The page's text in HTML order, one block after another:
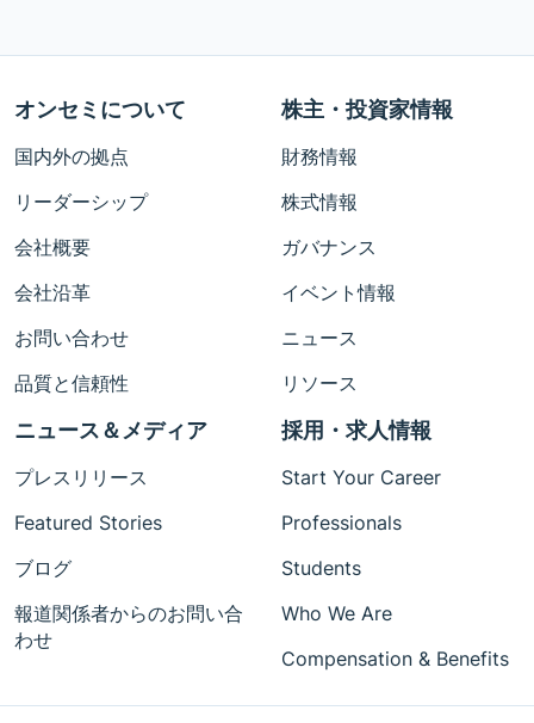
オンセミについて
国内外の拠点
リーダーシップ
会社概要
会社沿革
お問い合わせ
品質と信頼性
株主・投資家情報
財務情報
株式情報
ガバナンス
イベント情報
ニュース
リソース
ニュース＆メディア
プレスリリース
Featured Stories
ブログ
報道関係者からのお問い合
わせ
採用・求人情報
Start Your Career
Professionals
Students
Who We Are
Compensation & Benefits